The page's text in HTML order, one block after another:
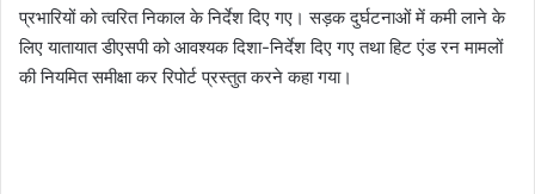
प्रभारियों को त्वरित निकाल के निर्देश दिए गए। सड़क दुर्घटनाओं में कमी लाने के
लिए यातायात डीएसपी को आवश्यक दिशा-निर्देश दिए गए तथा हिट एंड रन मामलों
की नियमित समीक्षा कर रिपोर्ट प्रस्तुत करने कहा गया।